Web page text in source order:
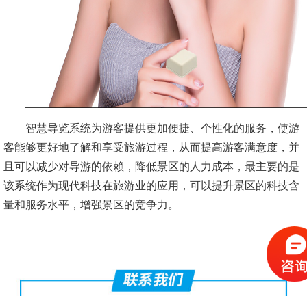
智慧导览系统为游客提供更加便捷、个性化的服务，使游
客能够更好地了解和享受旅游过程，从而提高游客满意度，并
且可以减少对导游的依赖，降低景区的人力成本，最主要的是
该系统作为现代科技在旅游业的应用，可以提升景区的科技含
量和服务水平，增强景区的竞争力。